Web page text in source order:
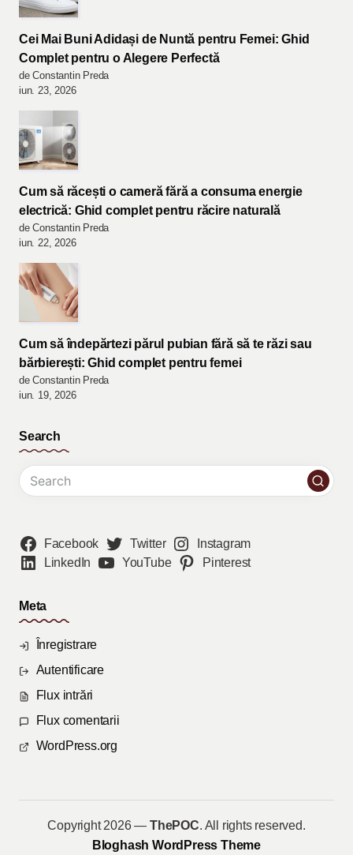
Cei Mai Buni Adidași de Nuntă pentru Femei: Ghid
Complet pentru o Alegere Perfectă
de Constantin Preda
iun. 23, 2026
Cum să răcești o cameră fără a consuma energie
electrică: Ghid complet pentru răcire naturală
de Constantin Preda
iun. 22, 2026
Cum să îndepărtezi părul pubian fără să te răzi sau
bărbierești: Ghid complet pentru femei
de Constantin Preda
iun. 19, 2026
Search
Facebook Twitter
Instagram
LinkedIn
YouTube Pinterest
Meta
Înregistrare
Autentificare
Flux intrări
Flux comentarii
WordPress.org
Copyright 2026 —ThePOC. All rights reserved.
Bloghash WordPress Theme